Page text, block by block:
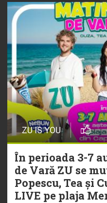
ZU IS YOU
În perioada 3-7
de Vară ZU se
Popescu, Tea și
LIVE pe plaja